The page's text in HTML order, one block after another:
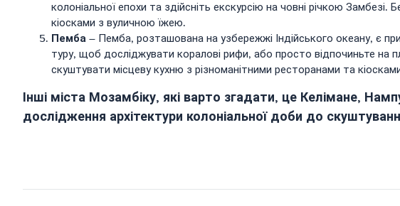
колоніальної епохи та здійсніть екскурсію на човні річкою
кіосками з вуличною їжею.
Пемба – Пемба, розташована на узбережжі Індійського океану, є
туру, щоб досліджувати коралові рифи, або просто відпочиньте
скуштувати місцеву кухню з різноманітними ресторанами та
Інші міста Мозамбіку, які варто згадати, це Келімане,
дослідження архітектури колоніальної доби до